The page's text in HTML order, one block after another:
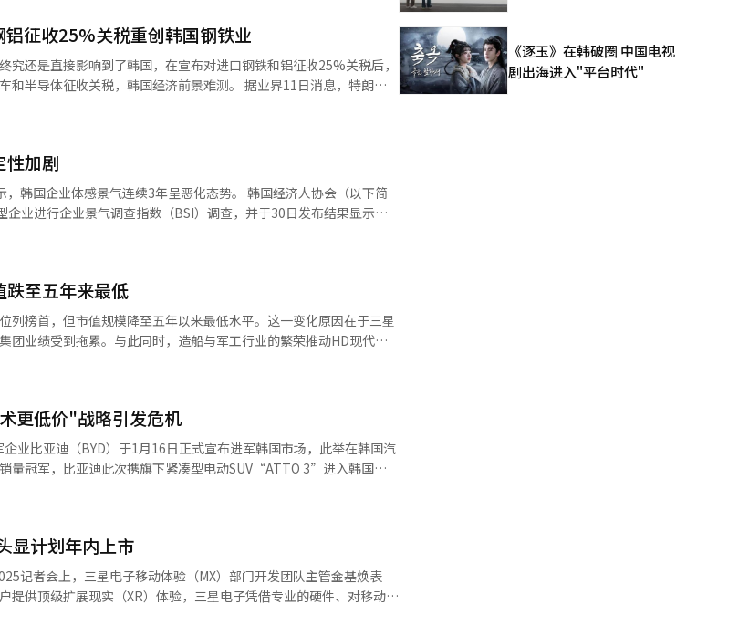
的12.4%。主要原因在于全球汽车制造商加速供应链多元化，导致
括LG电子、大陆集团（Continental）和松下（Panasonic）等。 面
体领域，公司决定减少通用型产品的供
（HBM）和DDR5等。与此同时，三星电子计划于今年下半年量产
2nm工艺的Exynos芯片，并完成样品制作。2nm制程采用最新
导体、显示面板和
争力。因此，公司管理层需要具备更强的战略决策能力，并加强组织
变成现实的企业”、“不断开创新世界的企业”，以及“以独有技
圆月产量仅为4万片，但去年已增至20万片。相比之下，韩国的总
），由此可见长鑫存储正在迅速追赶。 此外，中国企业还
制造的DDR4价格仅为韩国产品的一半，甚至比二手产品价格还低约
1Gx8）的固定交易均价为2.1美元，今年1月已降至1.35美元，跌幅
优化，目前已提升至80%。 NAND闪存领域的技术差
，是关键竞争指标，中国企业已逼近韩国。长江存储受美国制裁无
稳定方面落后，但业内普遍认为，韩国企业仅能依靠在高端NAND市
理器（AP）麒麟9000s，该芯片由中国晶圆代工厂中芯国际
60 Pro智能手机。华为在过去十年间已投入约1.2万亿元人民币进
政府补贴的低价策略占据优势，韩国企业必须向高端市场转型，以确
为，中国在主流市场的低价竞争扰乱半导体市场秩序，但韩国企业
主要供应商。中国则集中力量研究HBM带宽优化技术，以提升数据
的研发侧重硬件制造，而中国则更加注重系统级应用，未来中国提
设备。去年中国半导体设备国产化率目标为40%，多数研发资金来
自国家集成电路产业投资基金。相比之下，韩国尚无光刻机制造能力。 【图片来源 GettyImagesBank】
征收25%关税重创韩国钢铁业
还是直接影响到了韩国，在宣布对进口钢铁和铝征收25%关税后，
税，韩国经济前景难测。 据业界11日消息，特朗普
所有美国进口钢铁和铝征收25%的关税，令韩国钢铁行业遭当头一
门外，中国产品将转而涌入东南亚、欧洲等世界各地，这将进一步削
产设施转移计划也将变得更加复杂。 本次关税措施也将对
影响。据悉，每生产一辆汽车需要1吨钢铁和250公斤的铝。现代汽
件以及家电行业的负担也将进
料比重较高，目前三星电子和LG电子分别在南卡罗来纳州和田纳西州
朗普考虑对半导体征收关税也令业界紧张
体企业将首当其冲受到冲击。韩国半导体业界相关人士称，上调关
内建设内存工厂，预计补贴效果也将大打折扣。 但也有意见认
造成的实际影响有限。
性加剧
业进行企业景气调查指数（BSI）调查，并于30日发布结果显示，1
91.5）以来连续36个月低于基准线（100）。韩国企业体感景气持续
药品、电子及通信设备接近基准线，但其余领域均未超过100。其
BSI最低，为80，其次依次为汽车及其他运输设备（83.3）、纤维、
品（85.7），食品饮料及香烟（86.7）、木材、家具、纸张
处于较低水平。非制造业方面，休闲、住宿、餐饮及专业、科学技
出良好的发展势头，与不景气的建筑业（64.3）形成鲜明对比。 此
长李相浩（音）表示：“随着美国新政府上台，经济不确定性进一步
已连续两个月仅保持在80点左右。若企业体感景气持续恶化，经济
出相应对策，以恢复产业活力，促进经济健康发展。”
跌至五年来最低
列榜首，但市值规模降至五年以来最低水平。这一变化原因在于三星
团业绩受到拖累。与此同时，造船与军工行业的繁荣推动HD现代集
的乐天集团受流动性危机影响，正在面临跌出前20名的风险。 据
竞争力下降。此外，通用内存竞争加剧、价格下降，以及代工业务的
SK海力士在HBM领域的竞争优势，并借助AI半导体的上涨势头推动
，排名第五。HD现代集团在HD现代海洋解决方案的上市与造船行
塞尔群集团（43.06万亿韩
（41.46万亿韩元）、Kakao集团（35.04万亿韩元）和NAVER集团
强劲表现，排名从第11位上升至第8位。 乐天集团市值为
第10位跌至2023年的第19位。乐天集团去年年底面临流动性危
更低价"战略引发危机
量冠军，比亚迪此次携旗下紧凑型电动SUV“ATTO 3”进入韩国市
商倍感压力。 ATTO 3作为比亚迪的全球战略车
优势明显，对韩国中型车企的市场份额形成了直接冲击。 根据比
布会及预售启动以来，ATTO 3的预售订单量已在短短一周内突破
成为消费者首选。Plus版本配备通风座椅、空气净化系统、电动尾
置，成为吸引消费者的重要亮点。从地区分布来看，首尔地区订单占
显计划年内上市
记者会上，三星电子移动体验（MX）部门开发团队主管金基焕表
供顶级扩展现实（XR）体验，三星电子凭借专业的硬件、对移动环
验的独特地位。 三星早在2023年1月就宣布与谷
《逐玉》在韩破圈 中国电视
剧出海进入"平台时代"